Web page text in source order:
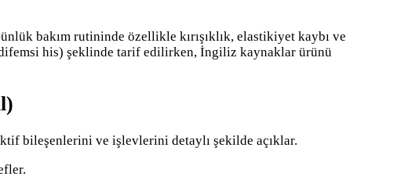
bakım rutininde özellikle kırışıklık, elastikiyet kaybı ve
his) şeklinde tarif edilirken, İngiliz kaynaklar ürünü
bileşenlerini ve işlevlerini detaylı şekilde açıklar.